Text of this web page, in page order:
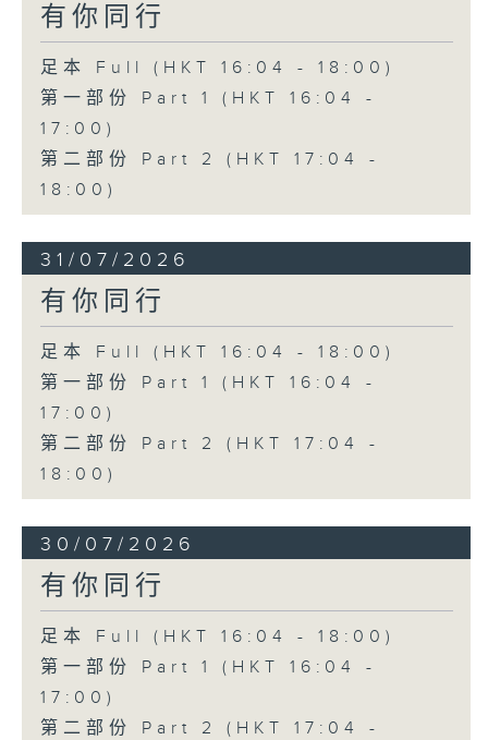
有你同行
足本 Full (HKT 16:04 - 18:00)
第一部份 Part 1 (HKT 16:04 -
17:00)
第二部份 Part 2 (HKT 17:04 -
18:00)
31/07/2026
有你同行
足本 Full (HKT 16:04 - 18:00)
第一部份 Part 1 (HKT 16:04 -
17:00)
第二部份 Part 2 (HKT 17:04 -
18:00)
30/07/2026
有你同行
足本 Full (HKT 16:04 - 18:00)
第一部份 Part 1 (HKT 16:04 -
17:00)
第二部份 Part 2 (HKT 17:04 -